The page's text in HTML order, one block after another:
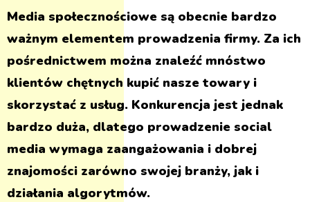
Media społecznościowe są obecnie bardzo
ważnym elementem prowadzenia firmy. Za ich
pośrednictwem można znaleźć mnóstwo
klientów chętnych kupić nasze towary i
skorzystać z usług. Konkurencja jest jednak
bardzo duża, dlatego prowadzenie social
media wymaga zaangażowania i dobrej
znajomości zarówno swojej branży, jak i
działania algorytmów.